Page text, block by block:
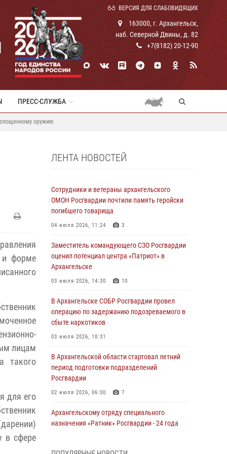
ВЕРСИЯ ДЛЯ СЛАБОВИДЯЩИХ
163000, г. Архангельск,
наб. Северной Двины, д. 82
+7(8182) 20-12-90
ПРЕСС-СЛУЖБА
оружию
и форме
лицам
такого
для его
в сфере
ЛЕНТА НОВОСТЕЙ
Сотрудники и ветераны архангельского
ОМОН Росгвардии почтили память геройски
погибшего товарища
04 июля 2026, 11:24 3
Заместитель командующего СЗО Росгвардии
оценил потенциал центра «Патриот» в
Архангельске
03 июля 2026, 14:30 10
В Архангельске СОБР Росгвардии провел
операцию по задержанию подозреваемого в
сбыте наркотиков
03 июля 2026, 10:31
В Архангельской области стартовал летний
период подготовки подразделений
Росгвардии
02 июля 2026, 06:00 7
Архангельскому отряду специального
назначения «Ратник» Росгвардии - 24 года